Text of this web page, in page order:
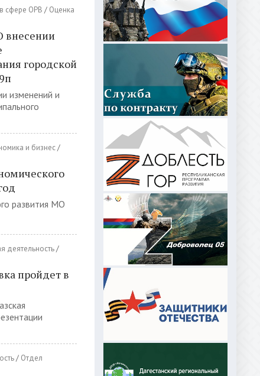
сфере ОРВ / Оценка
внесении
городской
изменений и
и бизнес/
развития МО
деятельность/
пройдет в
/ Отдел